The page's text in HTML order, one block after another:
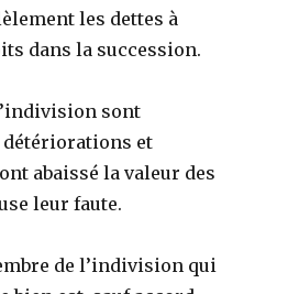
les dettes à
dans la succession.
sont
détériorations et
abaissé la valeur des
leur faute.
de l’indivision qui